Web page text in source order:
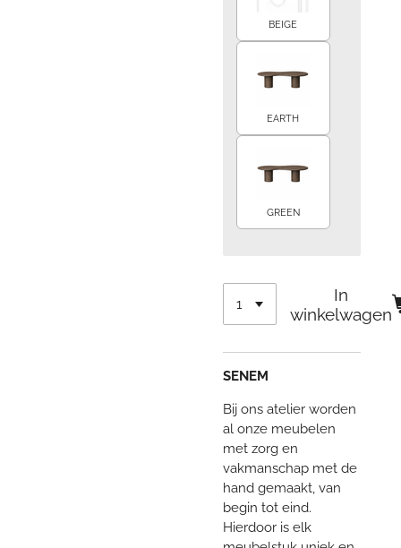
BEIGE
EARTH
GREEN
In
winkelwagen
SENEM
Bij ons atelier worden
al onze meubelen
met zorg en
vakmanschap met de
hand gemaakt, van
begin tot eind.
Hierdoor is elk